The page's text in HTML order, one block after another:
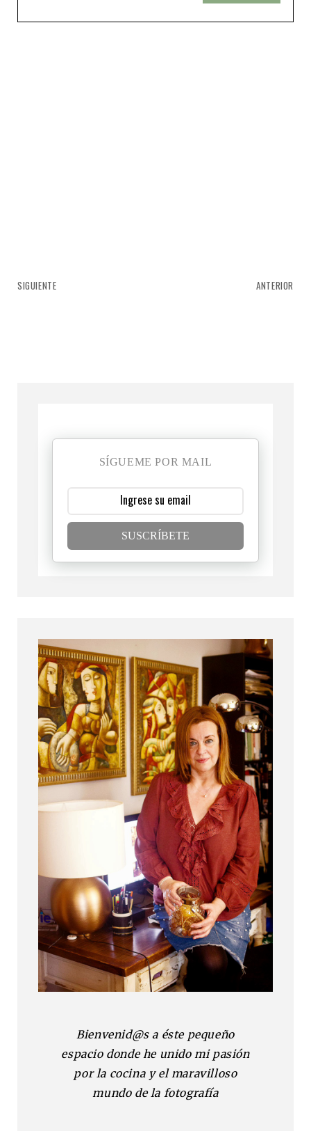
SIGUIENTE ANTERIOR
SÍGUEME POR MAIL
SUSCRÍBETE
Bienvenid@s a éste pequeño
espacio donde he unido mi pasión
por la cocina y el maravilloso
mundo de la fotografía